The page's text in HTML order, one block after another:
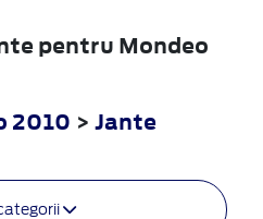
pentru Mondeo
2010 > Jante